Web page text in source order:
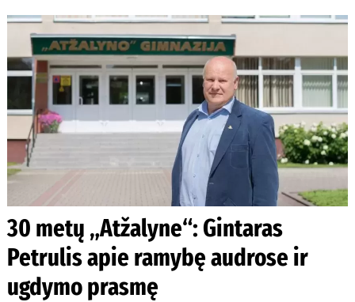
30 metų „Atžalyne“: Gintaras
Petrulis apie ramybę audrose ir
ugdymo prasmę